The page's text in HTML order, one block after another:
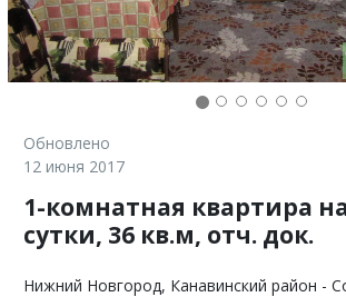
Обновлено
12 июня 2017
1-комнатная квартира
сутки, 36 кв.м, отч. док.
Нижний Новгород, Канавинский район -